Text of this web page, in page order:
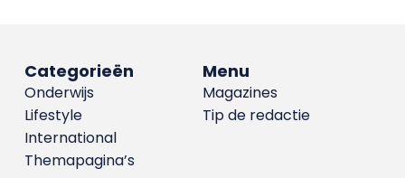
Menu
Magazines
Tip de redactie
Categorieën
Onderwijs
Lifestyle
International
Themapagina’s